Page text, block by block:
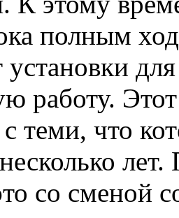
полным
работу.
теми, что
со сменой